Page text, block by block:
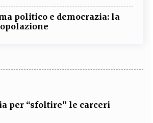
politico e democrazia: la
per “sfoltire” le carceri